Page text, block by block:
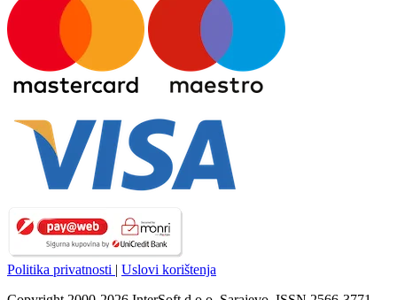
Politika privatnosti | Uslovi korištenja